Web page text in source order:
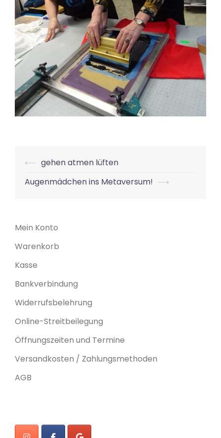
Beitrags-
⟵ gehen atmen lüften
Augenmädchen ins Metaversum! ⟶
Mein Konto
Warenkorb
Kasse
Bankverbindung
Widerrufsbelehrung
Online-Streitbeilegung
Öffnungszeiten und Termine
Versandkosten / Zahlungsmethoden
AGB